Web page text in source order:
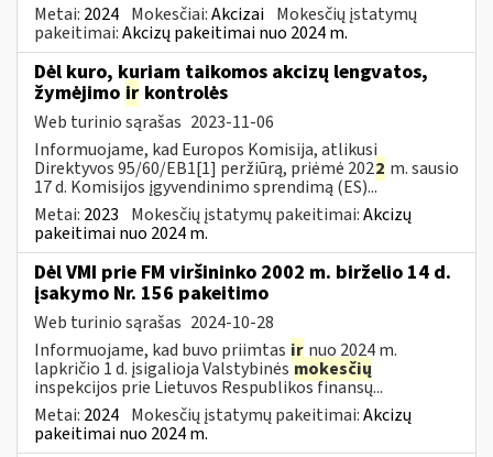
Metai: 2024 Mokesčiai:Akcizai Mokesčių įstatymų
pakeitimai:Akcizų pakeitimai nuo 2024 m.
Dėl kuro, kuriam taikomos akcizų lengvatos,
žymėjimo ir kontrolės
Web turinio sąrašas 2023-11-06
Informuojame, kad Europos Komisija, atlikusi
Direktyvos 95/60/EB1[1] peržiūrą, priėmė 2022 m. sausio
17 d. Komisijos įgyvendinimo sprendimą (ES)...
Metai: 2023 Mokesčių įstatymų pakeitimai:Akcizų
pakeitimai nuo 2024 m.
Dėl VMI prie FM viršininko 2002 m. birželio 14 d.
įsakymo Nr. 156 pakeitimo
Web turinio sąrašas 2024-10-28
Informuojame, kad buvo priimtas ir nuo 2024 m.
lapkričio 1 d. įsigalioja Valstybinėsmokesčių
inspekcijos prie Lietuvos Respublikos finansų...
Metai: 2024 Mokesčių įstatymų pakeitimai:Akcizų
pakeitimai nuo 2024 m.